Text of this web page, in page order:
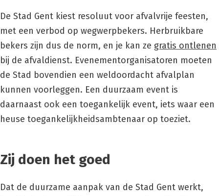
De Stad Gent kiest resoluut voor afvalvrije feesten,
met een verbod op wegwerpbekers. Herbruikbare
bekers zijn dus de norm, en je kan ze gratis ontlenen
bij de afvaldienst. Evenementorganisatoren moeten
de Stad bovendien een weldoordacht afvalplan
kunnen voorleggen. Een duurzaam event is
daarnaast ook een toegankelijk event, iets waar een
heuse toegankelijkheidsambtenaar op toeziet.
Zij doen het goed
Dat de duurzame aanpak van de Stad Gent werkt,